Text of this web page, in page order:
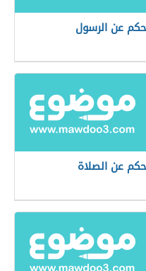
حكم عن الرسول
حكم عن الصلاة